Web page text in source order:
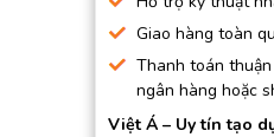
MOTOR, HỘP GIẢM
MÁY TẠO KHÍ NITO
Giao hàng toàn
Thanh toán
ngân hàng hoặc
Việt Á – Uy tín tạo